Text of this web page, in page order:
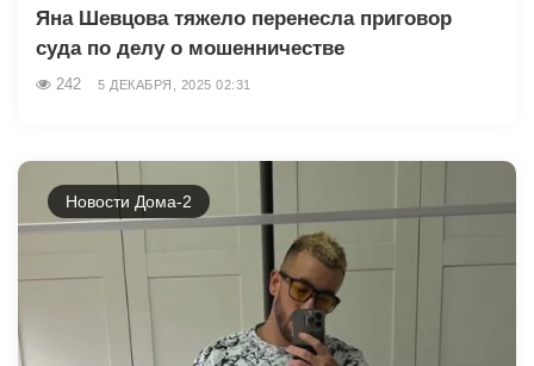
Яна Шевцова тяжело перенесла приговор
суда по делу о мошенничестве
242 5 ДЕКАБРЯ, 2025 02:31
Новости Дома-2